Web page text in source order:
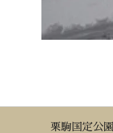
栗駒国定公